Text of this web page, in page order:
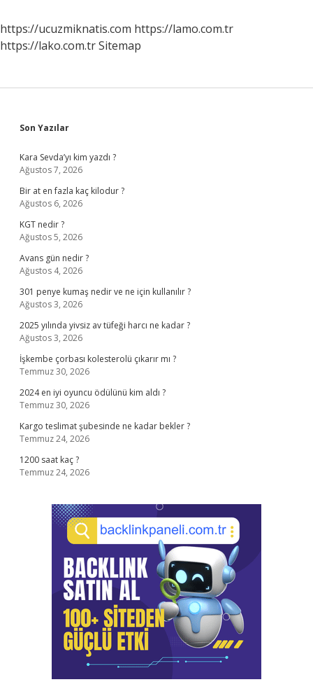
https://ucuzmiknatis.com https://lamo.com.tr
https://lako.com.trSitemap
Sidebar
Son Yazılar
Kara Sevda’yı kim yazdı ?
Ağustos 7, 2026
Bir at en fazla kaç kilodur ?
Ağustos 6, 2026
KGT nedir ?
Ağustos 5, 2026
Avans gün nedir ?
Ağustos 4, 2026
301 penye kumaş nedir ve ne için kullanılır ?
Ağustos 3, 2026
2025 yılında yivsiz av tüfeği harcı ne kadar ?
Ağustos 3, 2026
İşkembe çorbası kolesterolü çıkarır mı ?
Temmuz 30, 2026
2024 en iyi oyuncu ödülünü kim aldı ?
Temmuz 30, 2026
Kargo teslimat şubesinde ne kadar bekler ?
Temmuz 24, 2026
1200 saat kaç ?
Temmuz 24, 2026